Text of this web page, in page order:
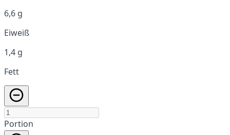
6,6 g
Eiweiß
1,4 g
Fett
Portion